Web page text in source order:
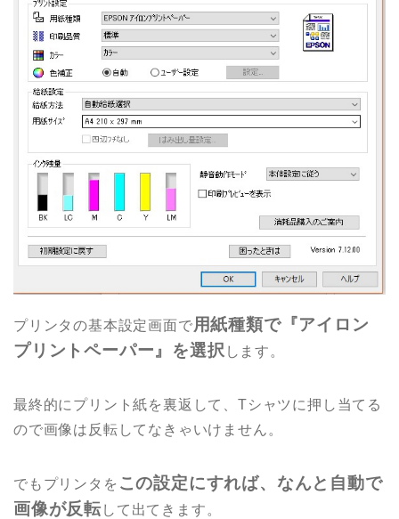
プリンタの基本設定画面で用紙種類で『アイロン
プリントペーパー』を選択 します。
最終的にプリント紙を裏返して、Tシャツに押し当てる
ので画像は反転してなきゃいけません。
でもプリンタを この設定にすれば、なんと自動で
画像が反転して出てきます。